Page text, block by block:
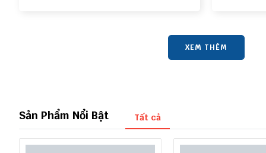
XEM THÊM
Sản Phẩm Nổi Bật Tất cả